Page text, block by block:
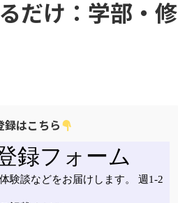
だけ：学部・修
はこちら